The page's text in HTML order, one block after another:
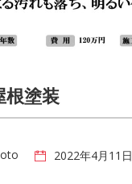
根塗装
2022年4月11日